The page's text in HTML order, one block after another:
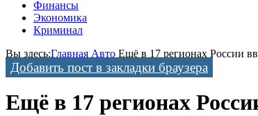
Финансы
Экономика
Криминал
Вы здесь:Главная Авто Ещё в 17 регионах России
Добавить пост в закладки браузера
Ещё в 17 регионах